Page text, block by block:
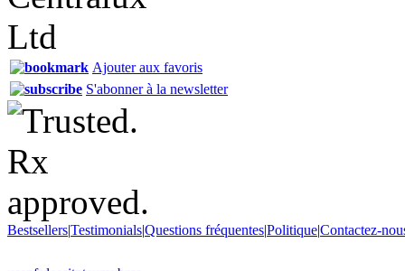
Ajouter aux favoris
S'abonner à la newsletter
Bestsellers|Testimonials|Questions fréquentes|Politique|Contactez-